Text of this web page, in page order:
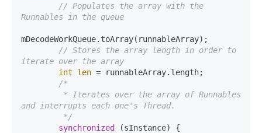
// Populates the array with the
Runnables in the queue
mDecodeWorkQueue.toArray(runnableArray);
// Stores the array length in order to
iterate over the array
int
len = runnableArray.length;
/*
and interrupts each one's Thread.
         */
synchronized
(sInstance) {